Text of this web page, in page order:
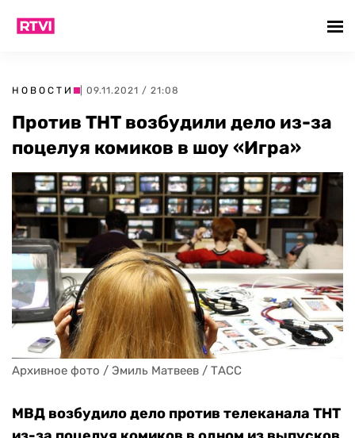
НОВОСТИ | 09.11.2021 / 21:08
Против ТНТ возбудили дело из-за
поцелуя комиков в шоу «Игра»
Архивное фото / Эмиль Матвеев / ТАСС
МВД возбудило дело против телеканала ТНТ